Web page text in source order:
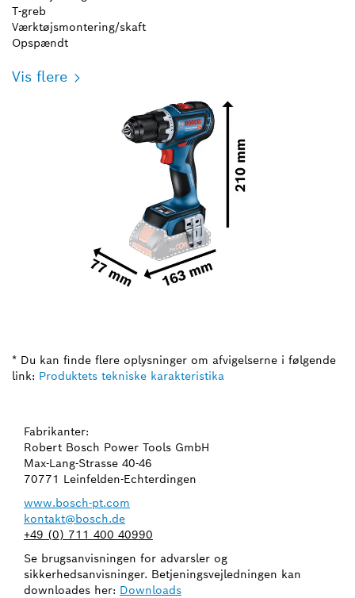
T-greb
Værktøjsmontering/skaft
Opspændt
Vis flere
* Du kan finde flere oplysninger om afvigelserne i følgende
link: Produktets tekniske karakteristika
Fabrikanter:
Robert Bosch Power Tools GmbH
Max-Lang-Strasse 40-46
70771 Leinfelden-Echterdingen
www.bosch-pt.com
kontakt@bosch.de
+49 (0) 711 400 40990
Se brugsanvisningen for advarsler og
sikkerhedsanvisninger. Betjeningsvejledningen kan
downloades her: Downloads